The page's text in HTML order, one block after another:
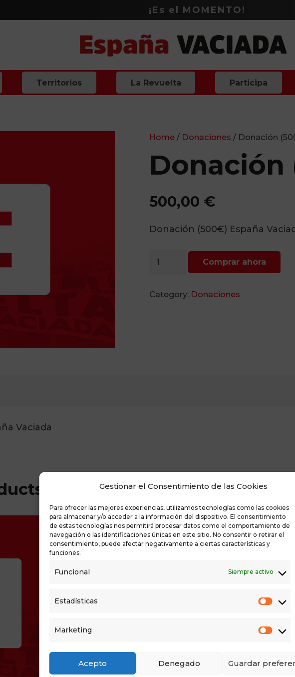
Gestionar el Consentimiento de las Cookies
Para ofrecer las mejores experiencias, utilizamos tecnologías como las cookies
para almacenar y/o acceder a la información del dispositivo. El consentimiento
de estas tecnologías nos permitirá procesar datos como el comportamiento de
navegación o las identificaciones únicas en este sitio. No consentir o retirar el
consentimiento, puede afectar negativamente a ciertas características y
funciones.
Funcional Siempre activo
Estadísticas
Marketing
Acepto Denegado Guardar
¡Es el MOMENTO!
Territorios La Revuelta Participa
Home/ Donaciones / Donación
Donación
500,00 €
Donación (500€) España
Donación
Comprar ahora
Category: Donaciones
Vaciada